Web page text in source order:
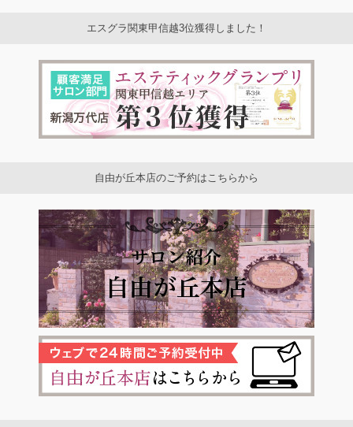
エスグラ関東甲信越3位獲得しました！
自由が丘本店のご予約はこちらから